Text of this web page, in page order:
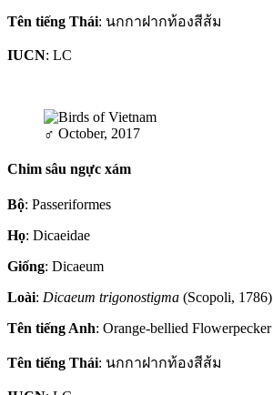
Tên tiếng Thái: นกกาฝากท้องสีส้ม
IUCN: LC
♂ October, 2017
Chim sâu ngực xám
Bộ: Passeriformes
Họ: Dicaeidae
Giống: Dicaeum
Loài: Dicaeum trigonostigma (Scopoli, 1786)
Tên tiếng Anh: Orange-bellied Flowerpecker
Tên tiếng Thái: นกกาฝากท้องสีส้ม